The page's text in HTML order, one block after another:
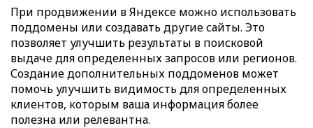
При продвижении в Яндексе можно использовать
поддомены или создавать другие сайты. Это
позволяет улучшить результаты в поисковой
выдаче для определенных запросов или регионов.
Создание дополнительных поддоменов может
помочь улучшить видимость для определенных
клиентов, которым ваша информация более
полезна или релевантна.